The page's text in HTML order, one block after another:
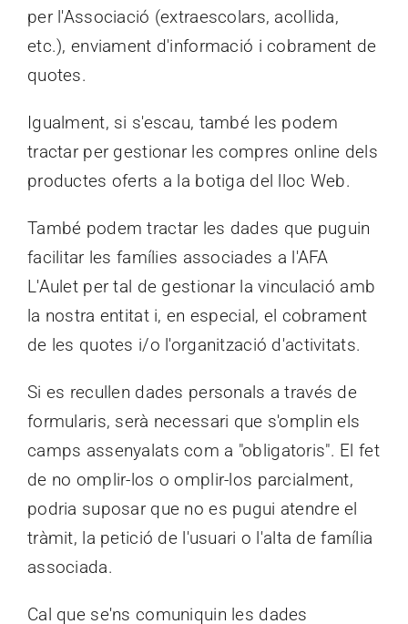
per l'Associació (extraescolars, acollida,
etc.), enviament d'informació i cobrament de
quotes.
Igualment, si s'escau, també les podem
tractar per gestionar les compres online dels
productes oferts a la botiga del lloc Web.
També podem tractar les dades que puguin
facilitar les famílies associades a l'AFA
L'Aulet per tal de gestionar la vinculació amb
la nostra entitat i, en especial, el cobrament
de les quotes i/o l'organització d'activitats.
Si es recullen dades personals a través de
formularis, serà necessari que s'omplin els
camps assenyalats com a "obligatoris". El fet
de no omplir-los o omplir-los parcialment,
podria suposar que no es pugui atendre el
tràmit, la petició de l'usuari o l'alta de família
associada.
Cal que se'ns comuniquin les dades